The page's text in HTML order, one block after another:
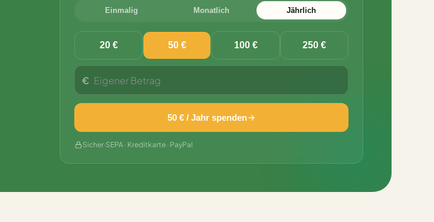
Einmalig Monatlich Jährlich
20 € 50 € 100 € 250 €
€
50 € / Jahr spenden
Sicher·SEPA · Kreditkarte · PayPal